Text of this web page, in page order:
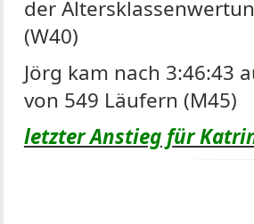
der
(W40)
Jörg kam nach 3:46:43
von 549 Läufern (M45)
letzter Anstieg für